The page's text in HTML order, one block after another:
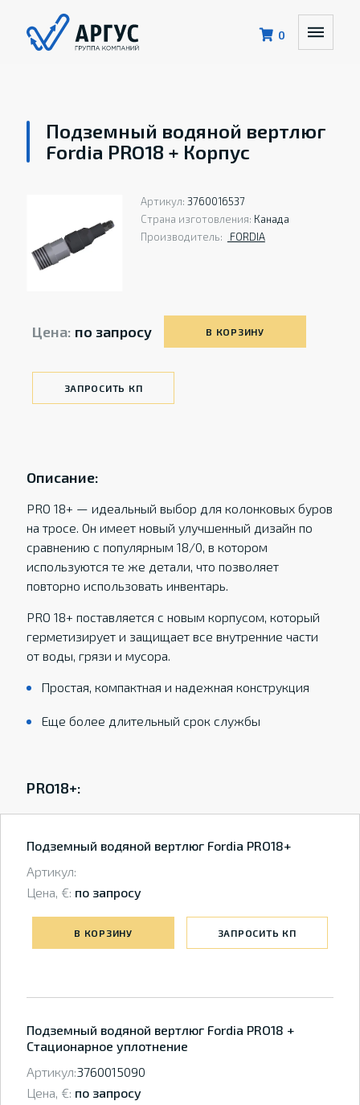
0
Подземный водяной вертлюг
Fordia PRO18 + Корпус
Артикул: 3760016537
Страна изготовления: Канада
Производитель:
FORDIA
Цена: по запросу В КОРЗИНУ
ЗАПРОСИТЬ КП
Описание:
PRO 18+ — идеальный выбор для колонковых буров
на тросе. Он имеет новый улучшенный дизайн по
сравнению с популярным 18/0, в котором
используются те же детали, что позволяет
повторно использовать инвентарь.
PRO 18+ поставляется с новым корпусом, который
герметизирует и защищает все внутренние части
от воды, грязи и мусора.
Простая, компактная и надежная конструкция
Еще более длительный срок службы
PRO18+:
Подземный водяной вертлюг Fordia PRO18+
Артикул:
Цена, €: по запросу
В КОРЗИНУ ЗАПРОСИТЬ КП
Подземный водяной вертлюг Fordia PRO18 +
Стационарное уплотнение
Артикул:3760015090
Цена, €: по запросу